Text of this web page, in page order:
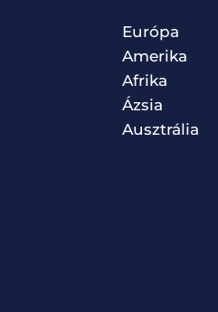
Európa
Amerika
Afrika
Ázsia
Ausztrália